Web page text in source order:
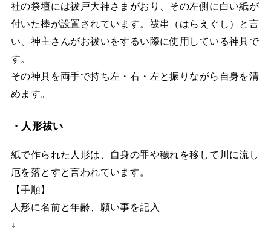
社の祭壇には祓戸大神さまがおり、その左側に白い紙が
付いた棒が設置されています。祓串（はらえぐし）と言
い、神主さんがお祓いをするい際に使用している神具で
す。
その神具を両手で持ち左・右・左と振りながら自身を清
めます。
・人形祓い
紙で作られた人形は、自身の罪や穢れを移して川に流し
厄を落とすと言われています。
【手順】
人形に名前と年齢、願い事を記入
↓